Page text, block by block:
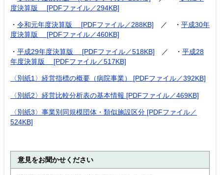
度決算版 [PDFファイル／294KB]
・ 令和元年度決算版 [PDFファイル／288KB] ／ ・ 平成30年
度決算版 [PDFファイル／460KB]
・ 平成29年度決算版 [PDFファイル／518KB] ／ ・ 平成28
年度決算版 [PDFファイル／517KB]
〈別紙1〉経営指標の概要（病院事業） [PDFファイル／392KB]
〈別紙2〉経営比較分析表の基本情報 [PDFファイル／469KB]
〈別紙3〉事業別同規模団体・類似施設区分 [PDFファイル／
524KB]
意見をお聞かせください